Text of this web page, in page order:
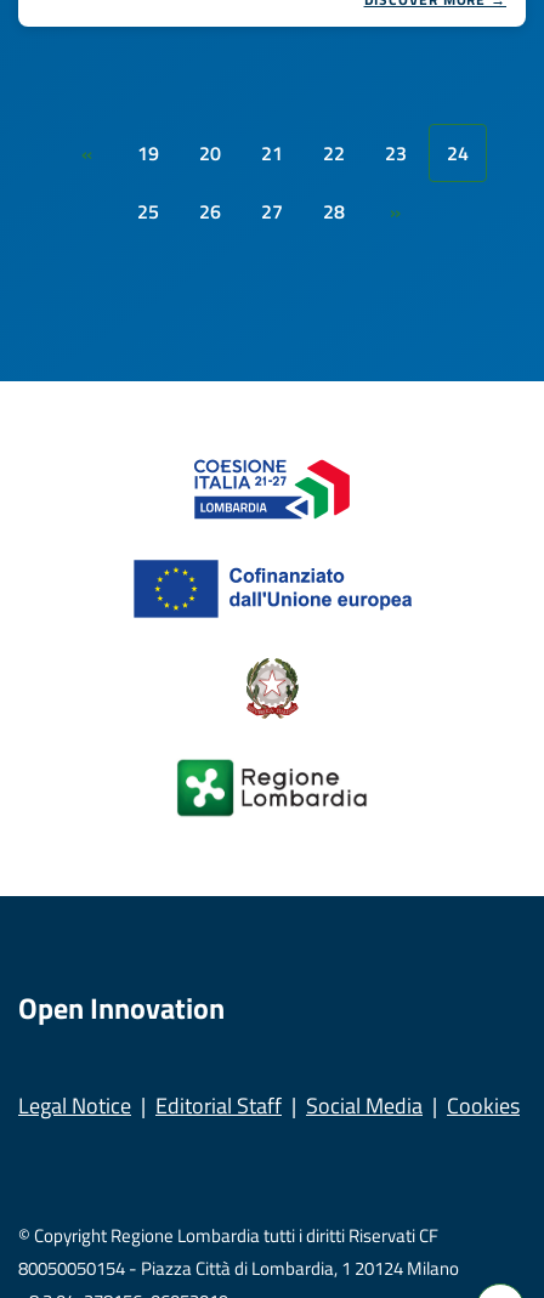
« 19 20 21 22 23
24
25
26 27 28 »
Open Innovation
Legal Notice Editorial Staff Social Media Cookies
© Copyright Regione Lombardia tutti i diritti Riservati CF
80050050154 - Piazza Città di Lombardia, 1 20124 Milano